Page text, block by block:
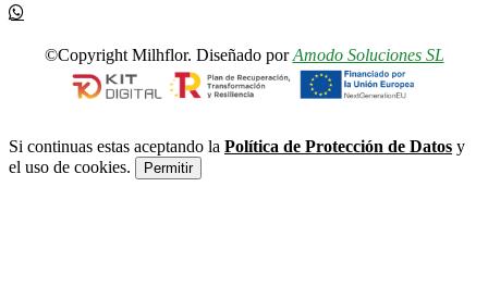
©Copyright Milhflor. Diseñado porAmodo Soluciones SL
Si continuas estas aceptando la Política de Protección de Datos y
el uso de cookies.
Permitir